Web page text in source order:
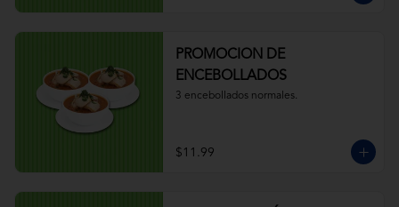
PROMOCION DE
ENCEBOLLADOS
3 encebollados normales.
$11.99